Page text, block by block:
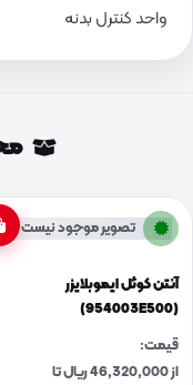
واحد کنترل بدنه
تصویر موجود نیست
آنتن کوئل ایموبلایزر
(954003E500)
قیمت:
از 46,320,000 ریال تا